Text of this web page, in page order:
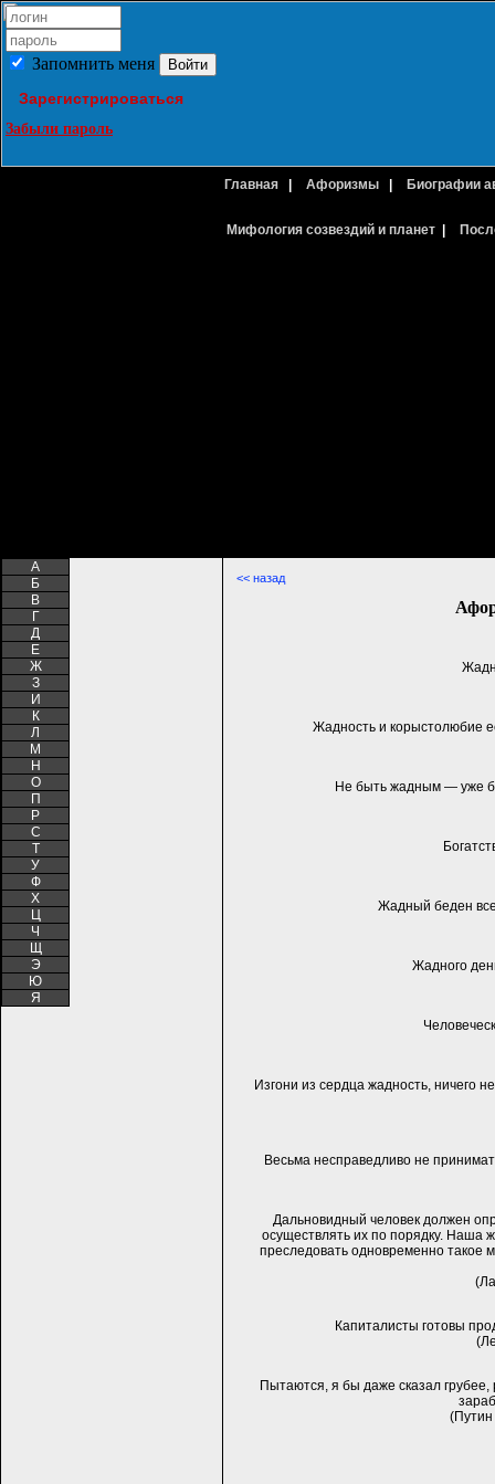
Запомнить меня
Зарегистрироваться
Забыли пароль
Главная Афоризмы Биографии
Мифология созвездий и планет|
A
Б
В
Г
Д
Е
Ж
З
И
К
Л
М
Н
О
П
Р
С
Т
У
Ф
Х
Ц
Ч
Щ
Э
Ю
Я
<< назад
Жадность и корыстолюбие
Не быть жадным — уже
Жадный беден
Жадного
Изгони из сердца жадность, ничего
Весьма несправедливо не
Дальновидный человек должен
осуществлять их по порядку. Наша
преследовать одновременно такое
Капиталисты готовы
Пытаются, я бы даже сказал грубее,